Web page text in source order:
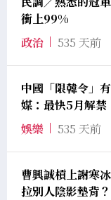
衝上99%
政治
535 天前
中國「限韓令」
媒：最快5月解禁
娛樂
535 天前
曹興誠槓上謝寒
拉別人陰影墊背？